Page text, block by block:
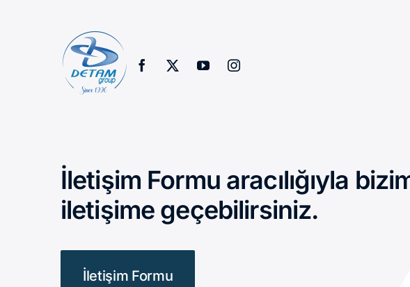
İletişim Formu aracılığıyla
iletişime geçebilirsiniz.
İletişim Formu